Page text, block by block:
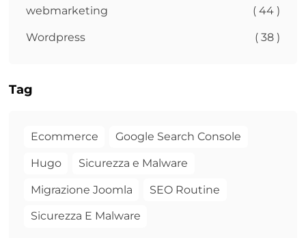
webmarketing ( 44 )
Wordpress ( 38 )
Tag
Ecommerce Google Search Console
Hugo Sicurezza e Malware
Migrazione Joomla SEO Routine
Sicurezza E Malware